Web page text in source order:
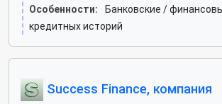
Особенности:
Банковские /
кредитных историй
Success Finance, компания